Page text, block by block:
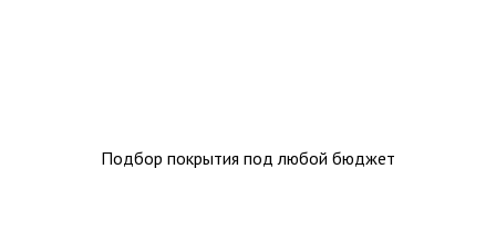
Подбор покрытия под любой бюджет